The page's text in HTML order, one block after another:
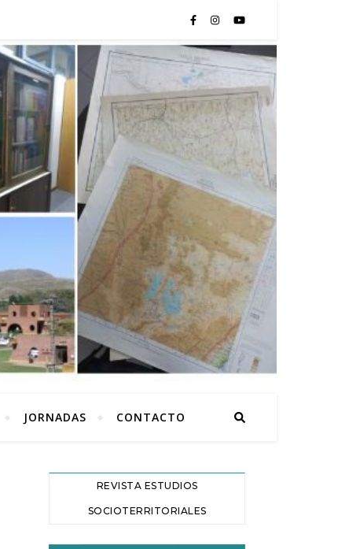
JORNADAS CONTACTO
REVISTA ESTUDIOS
SOCIOTERRITORIALES